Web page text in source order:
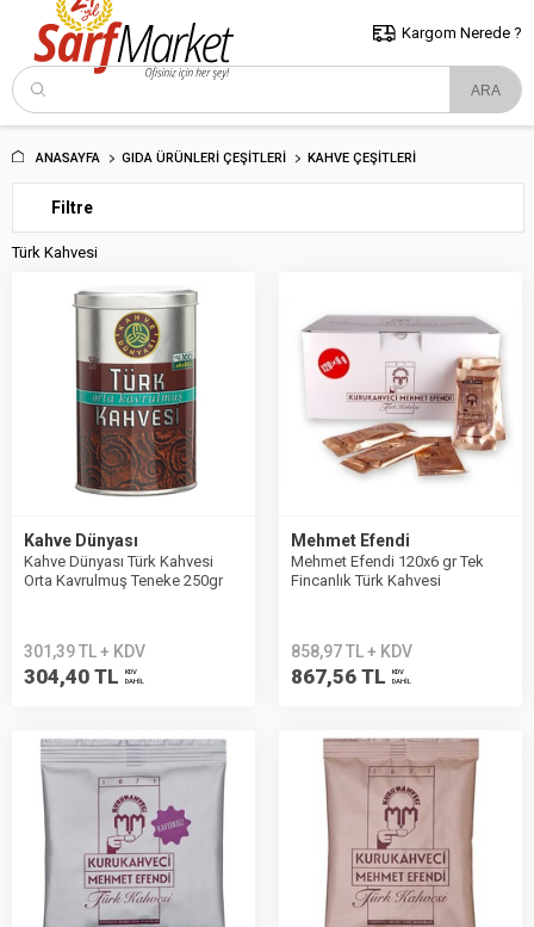
5000 TL ve Üzeri Alışverişlerde İstanbul İçi Kargo Bedava!
ve Trakya İçin Tıklayın..
Kargom Nerede ?
ANASAYFA GIDA ÜRÜNLERI ÇEŞITLERI KAHVE ÇEŞITLERI
Filtre
Türk Kahvesi
Kahve Dünyası
Kahve Dünyası Türk Kahvesi
Orta Kavrulmuş Teneke 250gr
301,39 TL + KDV
304,40 TL
KDV
DAHİL
Mehmet Efendi
Mehmet Efendi 120x6 gr Tek
Fincanlık Türk Kahvesi
858,97 TL + KDV
867,56 TL
KDV
DAHİL